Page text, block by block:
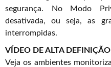
segurança. No Modo
desativada, ou seja, as
interrompidas.
VÍDEO DE ALTA DEFINIÇÃO
Veja os ambientes